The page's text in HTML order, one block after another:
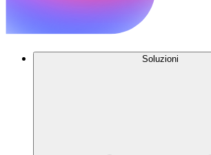
Soluzioni